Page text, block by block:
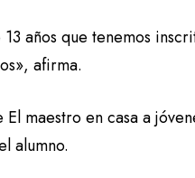
años que tenemos
afirma.
maestro en casa a
alumno.